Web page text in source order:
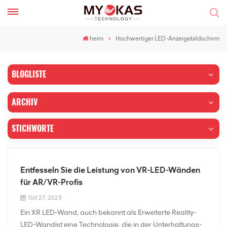
heim Hochwertiger LED-Anzeigebildschirm
BLOGLISTE
ARCHIV
STICHWORTE
Entfesseln Sie die Leistung von VR-LED-Wänden
für AR/VR-Profis
Oct 27, 2023
Ein XR LED-Wand, auch bekannt als Erweiterte Reality-
LED-Wandist eine Technologie, die in der Unterhaltungs-